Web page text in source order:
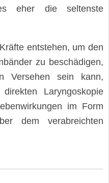
eher die seltenste
entstehen, um den
zu beschädigen,
Versehen sein kann,
Laryngoskopie
im Form
dem verabreichten